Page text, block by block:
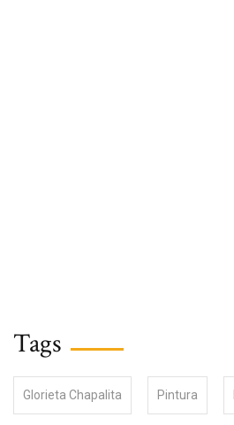
Tags
Glorieta Chapalita Pintura